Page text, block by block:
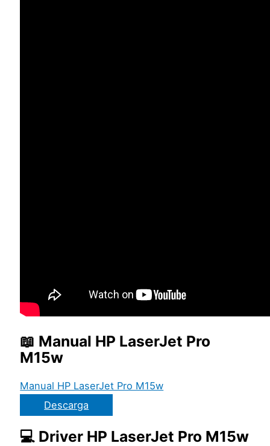
📖 Manual HP LaserJet Pro
M15w
Manual HP LaserJet Pro M15w
Descarga
💻 Driver HP LaserJet Pro M15w